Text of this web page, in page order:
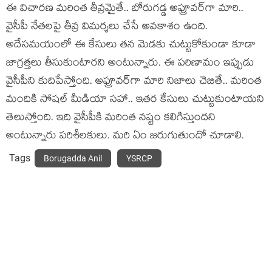
ఈ విచార‌ణ మ‌రింత తీవ్ర‌మైతే.. బోరుగ‌డ్డ అప్రూవ‌ర్‌గా మారి..
వైసీపీ నేత‌ల‌పై తీవ్ర విమ‌ర్శ‌లు చేసే అవ‌కాశం ఉంది.
అదేస‌మ‌యంలో ఈ కేసులు త‌న మెడ‌కు చుట్టుకోకుండా కూడా
జాగ్ర‌త్త‌లు తీసుకుంటార‌ని అంటున్నారు. ఈ ప‌రిణామం ఇప్పుడు
వైసీపీని కుదిపేస్తోంది. అప్రూవ‌ర్‌గా మారి నిజాలు చెబితే.. మ‌రింత
మందికి సోష‌ల్ మీడియా స‌హా.. ఇత‌ర కేసులు చుట్టుకుంటాయ‌ని
తెలుస్తోంది. ఇది వైసీపీకి మ‌రింత న‌ష్టం క‌లిగిస్తుంద‌ని
అంటున్నారు ప‌రిశీల‌కులు. మ‌రి ఏం జ‌రుగుతుందో చూడాలి.
Tags Borugadda Anil YSRCP